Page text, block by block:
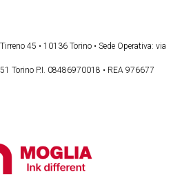
45 • 10136 Torino • Sede Operativa: via
Torino P.I. 08486970018 • REA 976677